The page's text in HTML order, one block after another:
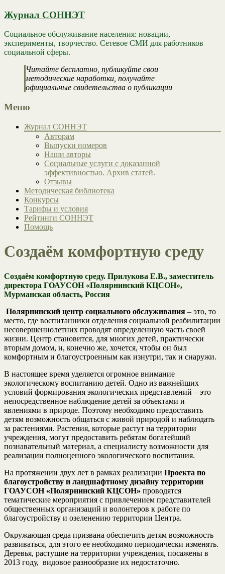
Журнал СОННЭТ
Социальное обслуживание населения: новации,
эксперименты, творчество. Сетевое СМИ для работников
социальной сферы.
Читайте бесплатно, публикуйте свои
методические наработки, получайте
официальные свидетельства о публикации
Меню
Журнал СОННЭТ
Авторам
Выпуски номеров
Наши авторы
Социальные услуги с доказанной
эффективностью. Архив статей.
Отзывы
Методическая библиотека
Конкурсы
Тарифы и условия
Рейтинги СОННЭТ
Помощь
Создаём комфортную среду
Создаём комфортную среду. Прилукова Е.В., заместитель
директора ГОАУСОН «Полярнинский КЦСОН»,
Мурманская область, Россия
Полярнинский центр социального обслуживания – это, то
место, где воспитанники отделения социальной реабилитации
несовершеннолетних проводят определенную часть своей
жизни. Центр становится, для многих детей, практически
вторым домом, и, конечно же, хочется, чтобы он был
комфортным и благоустроенным как изнутри, так и снаружи.
В настоящее время уделяется огромное внимание
экологическому воспитанию детей. Одно из важнейших
условий формирования экологических представлений – это
непосредственное наблюдение детей за объектами и
явлениями в природе. Поэтому необходимо предоставить
детям возможность общаться с живой природой и наблюдать
за растениями. Растения, которые растут на территории
учреждения, могут предоставить ребятам богатейший
познавательный материал, а специалисту возможности для
реализации полноценного экологического воспитания.
На протяжении двух лет в рамках реализации Проекта по
благоустройству и ландшафтному дизайну территории
ГОАУСОН «Полярнинский КЦСОН» проводятся
тематические мероприятия с привлечением представителей
общественных организаций и волонтеров к работе по
благоустройству и озеленению территории Центра.
Окружающая среда призвана обеспечить детям возможность
развиваться, для этого ее необходимо периодически изменять.
Деревья, растущие на территории учреждения, посажены в
2013 году, видовое разнообразие их недостаточно.